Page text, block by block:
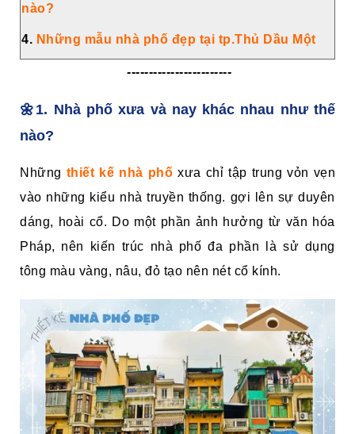
nào?
4. Những mẫu nhà phố đẹp tại tp.Thủ Dầu Một
------------------------
🌼1. Nhà phố xưa và nay khác nhau như thế
nào?
Những thiết kế nhà phố xưa chỉ tập trung vỏn vẹn
vào những kiểu nhà truyền thống. gợi lên sự duyên
dáng, hoài cổ. Do một phần ảnh hưởng từ văn hóa
Pháp, nên kiến trúc nhà phố đa phần là sử dụng
tông màu vàng, nâu, đỏ tạo nên nét cổ kính.